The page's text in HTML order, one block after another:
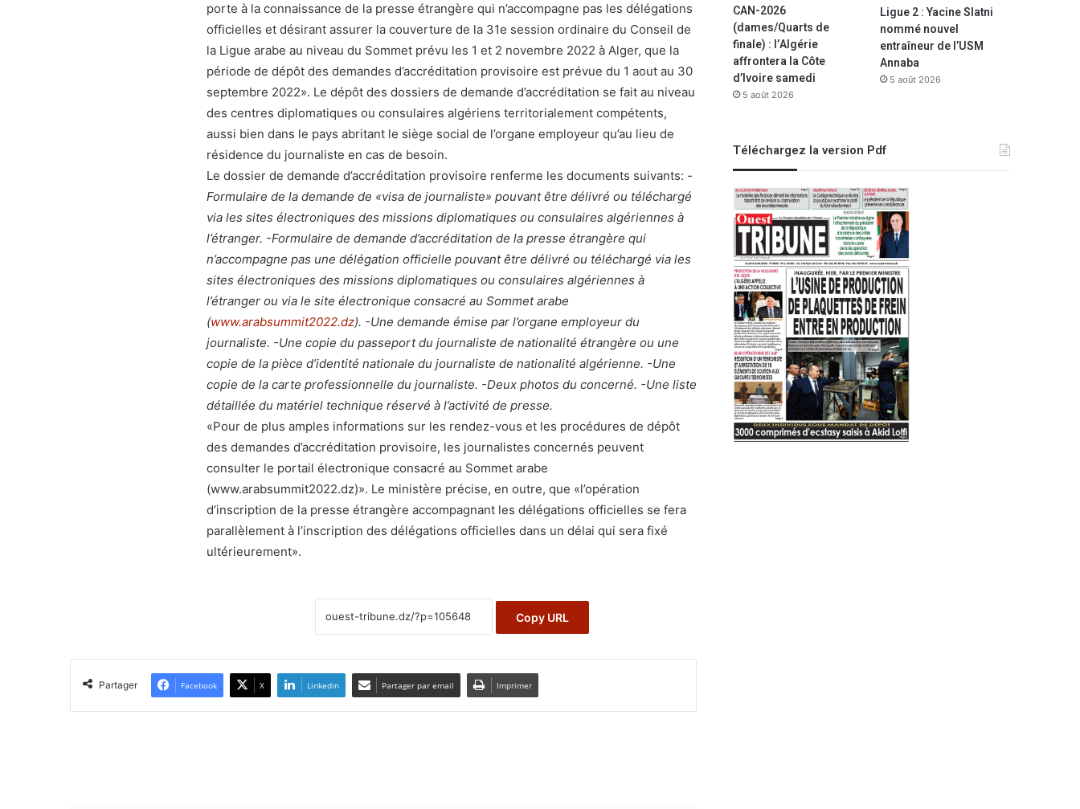
porte à la connaissance de la presse étrangère qui n’accompagne pas les délégations
officielles et désirant assurer la couverture de la 31e session ordinaire du Conseil de
la Ligue arabe au niveau du Sommet prévu les 1 et 2 novembre 2022 à Alger, que la
période de dépôt des demandes d’accréditation provisoire est prévue du 1 aout au 30
septembre 2022». Le dépôt des dossiers de demande d’accréditation se fait au niveau
des centres diplomatiques ou consulaires algériens territorialement compétents,
aussi bien dans le pays abritant le siège social de l’organe employeur qu’au lieu de
résidence du journaliste en cas de besoin.
Le dossier de demande d’accréditation provisoire renferme les documents suivants: -
Formulaire de la demande de «visa de journaliste» pouvant être délivré ou téléchargé
via les sites électroniques des missions diplomatiques ou consulaires algériennes à
l’étranger. -Formulaire de demande d’accréditation de la presse étrangère qui
n’accompagne pas une délégation officielle pouvant être délivré ou téléchargé via les
sites électroniques des missions diplomatiques ou consulaires algériennes à
l’étranger ou via le site électronique consacré au Sommet arabe
(www.arabsummit2022.dz). -Une demande émise par l’organe employeur du
journaliste. -Une copie du passeport du journaliste de nationalité étrangère ou une
copie de la pièce d’identité nationale du journaliste de nationalité algérienne. -Une
copie de la carte professionnelle du journaliste. -Deux photos du concerné. -Une liste
détaillée du matériel technique réservé à l’activité de presse.
«Pour de plus amples informations sur les rendez-vous et les procédures de dépôt
des demandes d’accréditation provisoire, les journalistes concernés peuvent
consulter le portail électronique consacré au Sommet arabe
(www.arabsummit2022.dz)». Le ministère précise, en outre, que «l’opération
d’inscription de la presse étrangère accompagnant les délégations officielles se fera
parallèlement à l’inscription des délégations officielles dans un délai qui sera fixé
ultérieurement».
Copy URL
Partager Facebook X Linkedin Partager par email Imprimer
CAN-2026
(dames/Quarts de
finale) : l’Algérie
affrontera la Côte
d’Ivoire samedi
5 août 2026
Ligue 2 : Yacine Slatni
nommé nouvel
entraîneur de l’USM
Annaba
5 août 2026
Téléchargez la version Pdf